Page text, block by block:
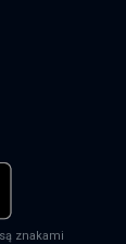
znakami